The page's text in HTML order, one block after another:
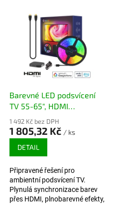
Barevné LED podsvícení
TV 55-65", HDMI
synchronizace obrazu
1 492 Kč bez DPH
1 805,32 Kč / ks
DETAIL
Připravené řešení pro
ambientní podsvícení TV.
Plynulá synchronizace barev
přes HDMI, plnobarevné efekty,